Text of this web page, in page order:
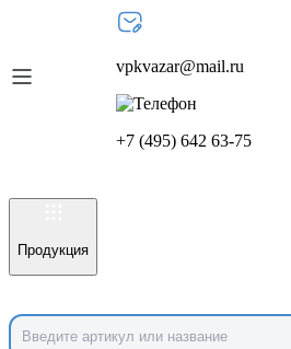
vpkvazar@mail.ru
+7 (495) 642 63-75
Продукция